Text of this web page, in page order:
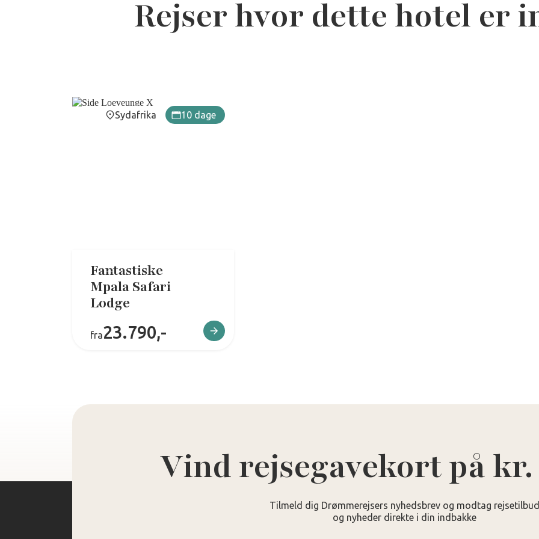
Rejser hvor dette hotel er
Sydafrika 10 dage
Fantastiske
Mpala Safari
Lodge
fra23.790,-
Vind rejsegavekort på
Tilmeld dig Drømmerejsers nyhedsbrev og modtag rejsetilbud
og nyheder direkte i din indbakke